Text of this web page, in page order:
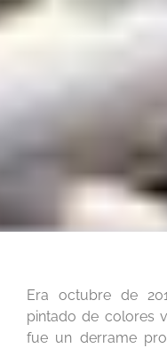
Era octubre de
pintado de colores
fue un derrame